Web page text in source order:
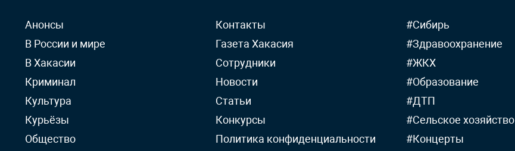
Анонсы
В России и мире
В Хакасии
Криминал
Культура
Курьёзы
Общество
Контакты
Газета Хакасия
Сотрудники
Новости
Статьи
Конкурсы
Политика конфиденциальности
#Сибирь
#Здравоохранение
#ЖКХ
#Образование
#ДТП
#Сельское хозяйство
#Концерты